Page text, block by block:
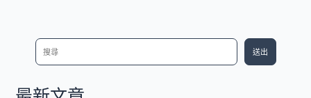
清
送出